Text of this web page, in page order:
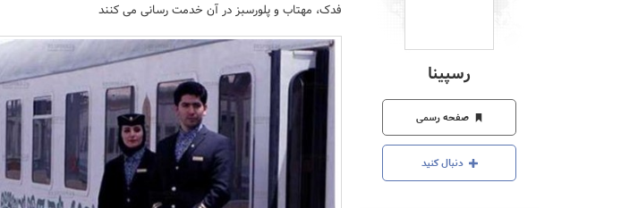
شرکت‌ها،
سازمان‌ها
و
روابط
عمومی‌ها
رسپینا
صفحه رسمی
دنبال کنید
فدک، مهتاب و پلورسبز در آن خدمت رسانی می کنند